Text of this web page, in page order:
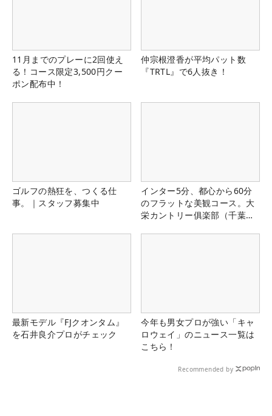
11月までのプレーに2回使え
る！コース限定3,500円クー
ポン配布中！
仲宗根澄香が平均パット数
『TRTL』で6人抜き！
ゴルフの熱狂を、つくる仕
事。｜スタッフ募集中
インター5分、都心から60分
のフラットな美観コース。大
栄カントリー俱楽部（千葉
最新モデル『FJクオンタム』
を石井良介プロがチェック
今年も男女プロが強い「キャ
ロウェイ」のニュース一覧は
こちら！
Recommended by